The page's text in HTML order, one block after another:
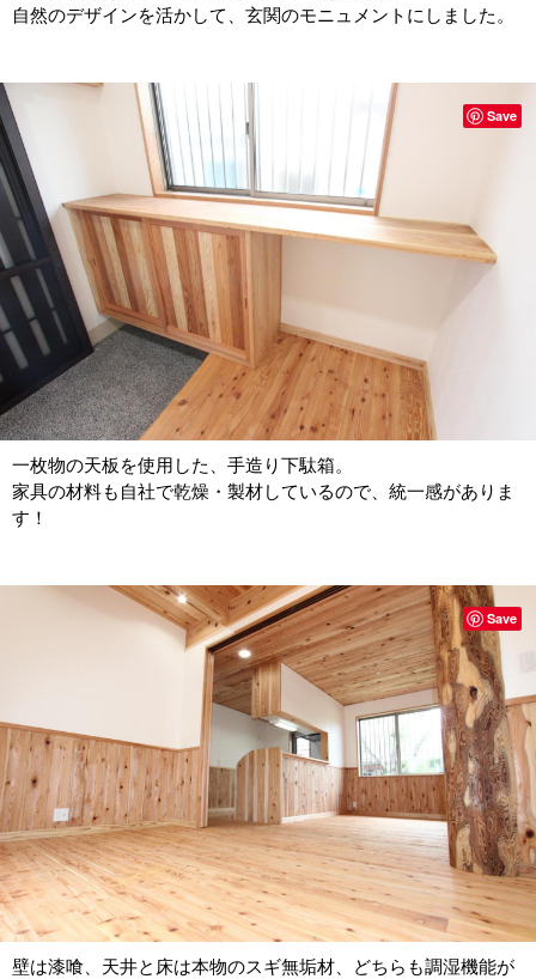
自然のデザインを活かして、玄関のモニュメントにしました。
一枚物の天板を使用した、手造り下駄箱。
家具の材料も自社で乾燥・製材しているので、統一感がありま
す！
Save
壁は漆喰、天井と床は本物のスギ無垢材、どちらも調湿機能が
Save